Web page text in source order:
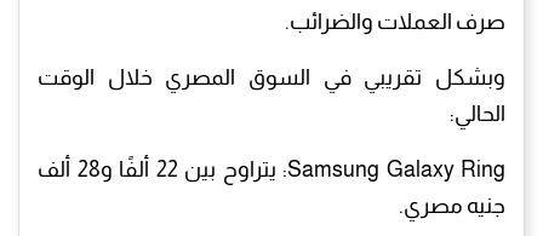
صرف العملات والضرائب.
وبشكل تقريبي في السوق المصري خلال الوقت
الحالي:
Samsung Galaxy Ring: يتراوح بين 22 ألفًا و28 ألف
جنيه مصري.